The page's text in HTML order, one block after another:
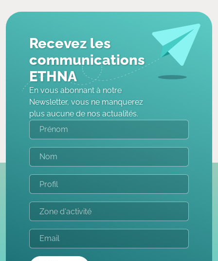
Recevez les
communications
ETHNA
En vous abonnant à notre
Newsletter, vous ne manquerez
plus aucune de nos actualités.